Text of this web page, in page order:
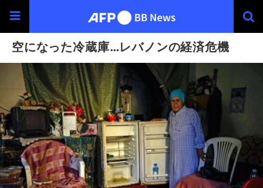
空になった冷蔵庫…レバノンの経済危機